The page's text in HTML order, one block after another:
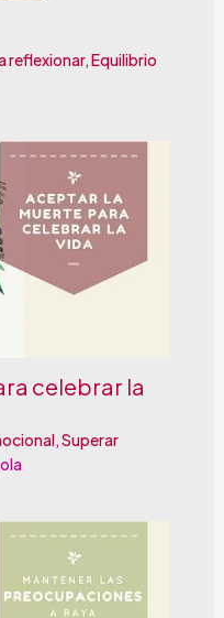
reflexionar,Equilibrio
celebrar la
,Superar